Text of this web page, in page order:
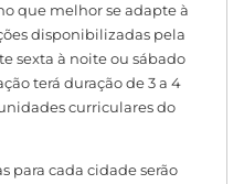
que melhor se adapte à
disponibilizadas pela
sexta à noite ou sábado
terá duração de 3 a 4
curriculares do
para cada cidade serão